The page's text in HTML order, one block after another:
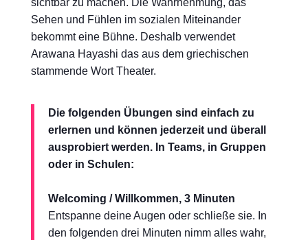
sichtbar zu machen. Die Wahrnehmung, das
Sehen und Fühlen im sozialen Miteinander
bekommt eine Bühne. Deshalb verwendet
Arawana Hayashi das aus dem griechischen
stammende Wort Theater.
Die folgenden Übungen sind einfach zu
erlernen und können jederzeit und überall
ausprobiert werden. In Teams, in Gruppen
oder in Schulen:
Welcoming / Willkommen, 3 Minuten
Entspanne deine Augen oder schließe sie. In
den folgenden drei Minuten nimm alles wahr,